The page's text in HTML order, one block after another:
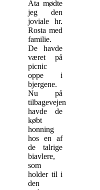
Ata mødte
jeg den
joviale hr.
Rosta med
familie.
De havde
været på
picnic
oppe i
bjergene.
Nu på
tilbagevejen
havde de
købt
honning
hos en af
de talrige
biavlere,
som
holder til i
den